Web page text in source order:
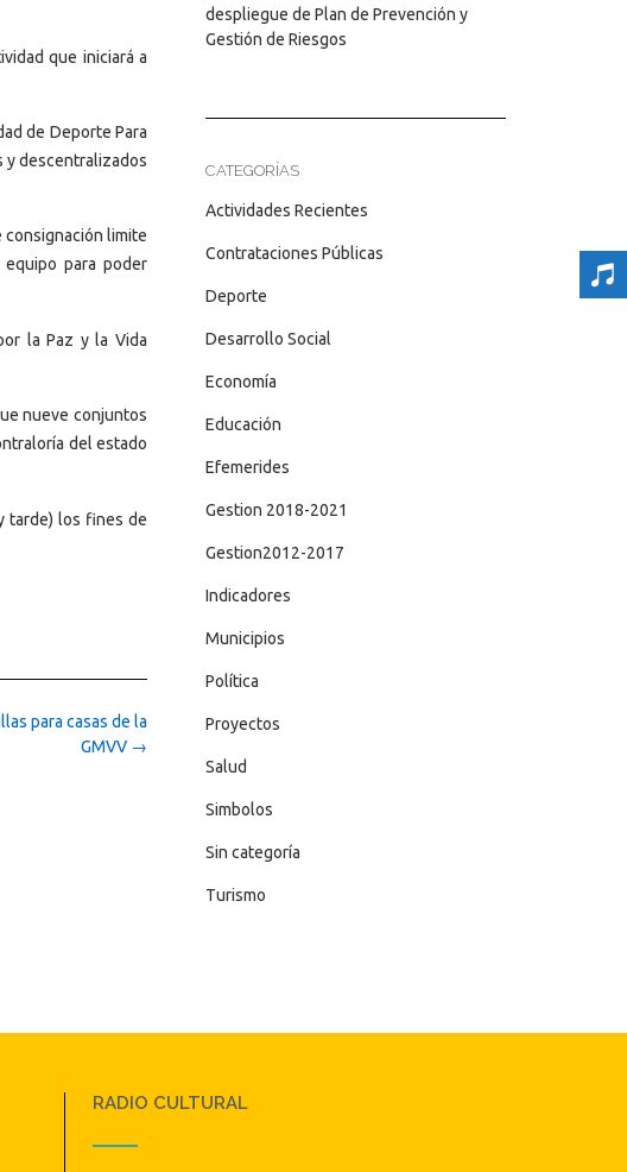
que iniciará a
de Deporte Para
y descentralizados
consignación limite
para poder
la Paz y la Vida
nueve conjuntos
del estado
tarde) los fines de
para casas de la
GMVV →
despliegue de Plan de Prevención y
Gestión de Riesgos
CATEGORÍAS
Actividades Recientes
Contrataciones Públicas
Deporte
Desarrollo Social
Economía
Educación
Efemerides
Gestion 2018-2021
Gestion2012-2017
Indicadores
Municipios
Política
Proyectos
Salud
Simbolos
Sin categoría
Turismo
RADIO CULTURAL